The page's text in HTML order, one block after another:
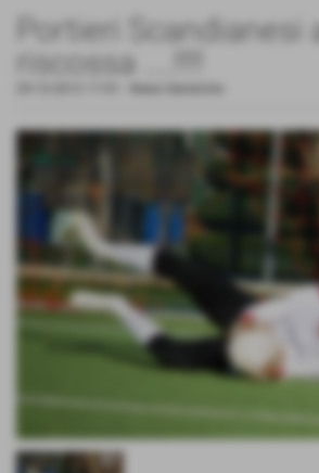
Portieri Scandianesi
riscossa ....!!!!